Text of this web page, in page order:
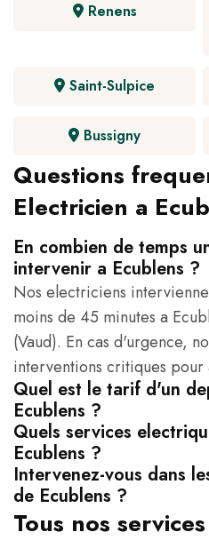
Renens
Saint-Sulpice
Bussigny
Questions
Electricien a
En combien de temps
intervenir a Ecublens ?
Nos electriciens
moins de 45 minutes a
(Vaud). En cas d'urgence,
interventions critiques pour
Quel est le tarif d'un
Ecublens ?
Quels services
Ecublens ?
Intervenez-vous dans
de Ecublens ?
Tous nos